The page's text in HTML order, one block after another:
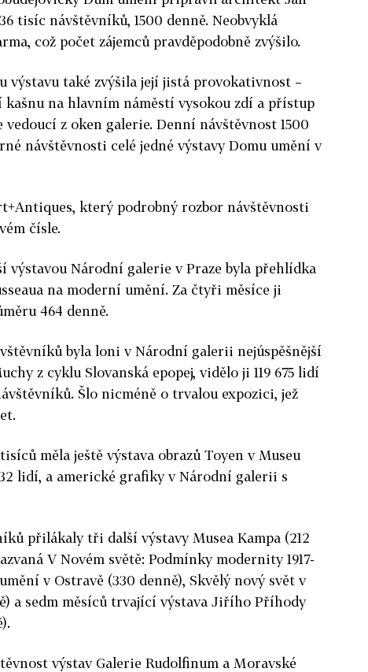
tisíc návštěvníků, 1500 denně. Neobvyklá
což počet zájemců pravděpodobně zvýšilo.
výstavu také zvýšila její jistá provokativnost –
na hlavním náměstí vysokou zdí a přístup
z oken galerie. Denní návštěvnost 1500
návštěvnosti celé jedné výstavy Domu umění v
který podrobný rozbor návštěvnosti
čísle.
výstavou Národní galerie v Praze byla přehlídka
na moderní umění. Za čtyři měsíce ji
464 denně.
byla loni v Národní galerii nejúspěšnější
z cyklu Slovanská epopej, vidělo ji 119 675 lidí
Šlo nicméně o trvalou expozici, jež
měla ještě výstava obrazů Toyen v Museu
lidí, a americké grafiky v Národní galerii s
přilákaly tři další výstavy Musea Kampa (212
V Novém světě: Podmínky modernity 1917-
v Ostravě (330 denně), Skvělý nový svět v
a sedm měsíců trvající výstava Jiřího Příhody
výstav Galerie Rudolfinum a Moravské